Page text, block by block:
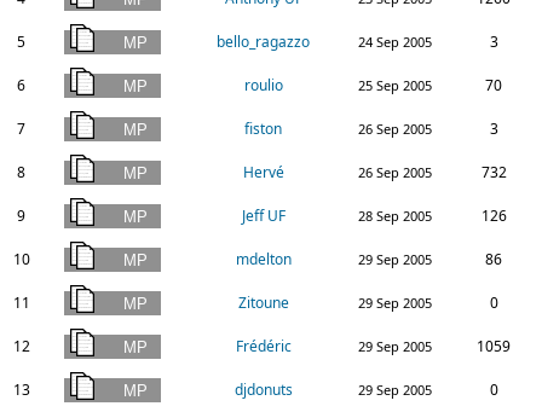
5 bello_ragazzo 24 Sep 2005 3
6 roulio 25 Sep 2005 70
7 fiston 26 Sep 2005 3
8 Hervé 26 Sep 2005 732
9 Jeff UF 28 Sep 2005 126
10 mdelton 29 Sep 2005 86
11 Zitoune 29 Sep 2005 0
12 Frédéric 29 Sep 2005 1059
13 djdonuts 29 Sep 2005 0